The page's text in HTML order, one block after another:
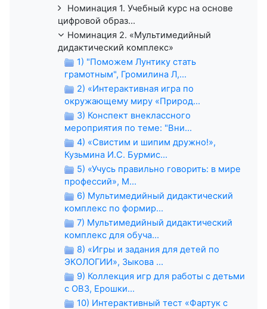
Номинация 1. Учебный курс на основе
цифровой образ...
Номинация 2. «Мультимедийный
дидактический комплекс»
1) "Поможем Лунтику стать
грамотным", Громилина Л,...
2) «Интерактивная игра по
окружающему миру «Природ...
3) Конспект внеклассного
мероприятия по теме: "Вни...
4) «Свистим и шипим дружно!»,
Кузьмина И.С. Бурмис...
5) «Учусь правильно говорить: в мире
профессий», М...
6) Мультимедийный дидактический
комплекс по формир...
7) Мультимедийный дидактический
комплекс для обуча...
8) «Игры и задания для детей по
ЭКОЛОГИИ», Зыкова ...
9) Коллекция игр для работы с детьми
с ОВЗ, Ерошки...
10) Интерактивный тест «Фартук с